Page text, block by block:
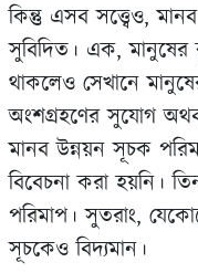
কিন্তু এসব সত্ত্বেও,
সুবিদিত। এক, মানুষের
থাকলেও সেখানে
অংশগ্রহণের সুযোগ
মানব উন্নয়ন সূচক
বিবেচনা করা হয়নি।
পরিমাপ। সুতরাং,
সূচকেও বিদ্যমান।